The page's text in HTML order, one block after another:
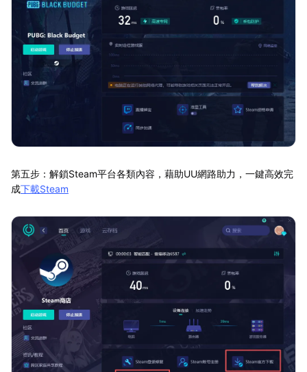
第五步：解鎖Steam平台各類內容，藉助UU網路助力，一鍵高效完
成下載Steam